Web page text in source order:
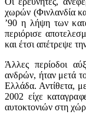
χωρών (Φινλανδία
’90 η λήψη των
περιόρισε
και έτσι απέτρεψε
Άλλες περίοδοι
ανδρών, ήταν μετά
Ελλάδα. Αντίθετα,
2002 είχε
αυτοκτονιών στη